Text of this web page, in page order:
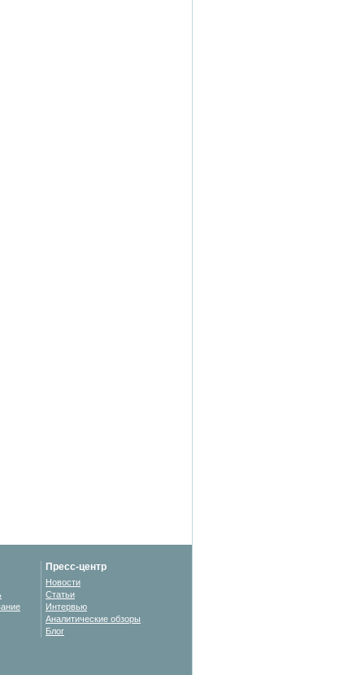
Пресс-центр
Новости
Статьи
Интервью
Аналитические обзоры
Блог